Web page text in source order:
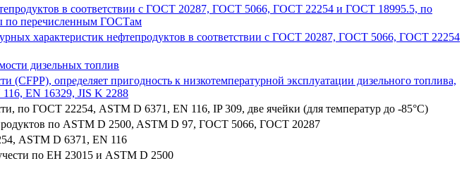
в соответствии с ГОСТ 20287, ГОСТ 5066, ГОСТ 22254 и ГОСТ 18995.5, по
по перечисленным ГОСТам
характеристик нефтепродуктов в соответствии с ГОСТ 20287, ГОСТ 5066, ГОСТ 22254
дизельных топлив
определяет пригодность к низкотемпературной эксплуатации дизельного топлива,
EN 16329, JIS K 2288
по ГОСТ 22254, ASTM D 6371, EN 116, IP 309, две ячейки (для температур до -85°C)
по ASTM D 2500, ASTM D 97, ГОСТ 5066, ГОСТ 20287
ASTM D 6371, EN 116
по ЕН 23015 и ASTM D 2500